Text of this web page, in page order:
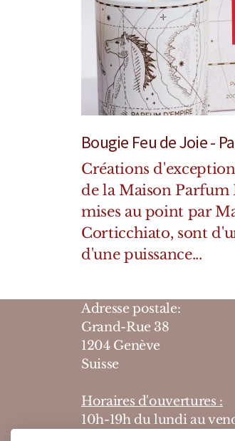
Bougie Feu de Joie -
Créations
de la Maison Parfum
mises au point par
Corticchiato, sont
d'une puissance...
Adresse postale:
Grand-Rue 38
1204 Genève
Suisse
Horaires d'ouvertures :
10h-19h du lundi au